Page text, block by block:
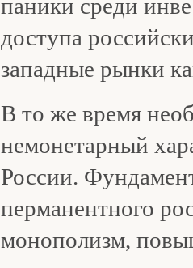
паники среди
доступа
западные рынки
В то же время
немонетарный
России.
перманентного
монополизм,